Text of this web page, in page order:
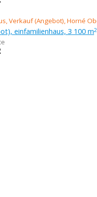
einfamilienhaus, 3 100 m2